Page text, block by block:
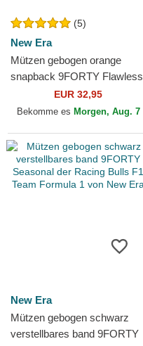
(5)
New Era
Mützen gebogen orange
snapback 9FORTY Flawless
der McLaren Racing Formula
1 von New Era
EUR 32,95
Bekomme es Morgen, Aug. 7
New Era
Mützen gebogen schwarz
verstellbares band 9FORTY